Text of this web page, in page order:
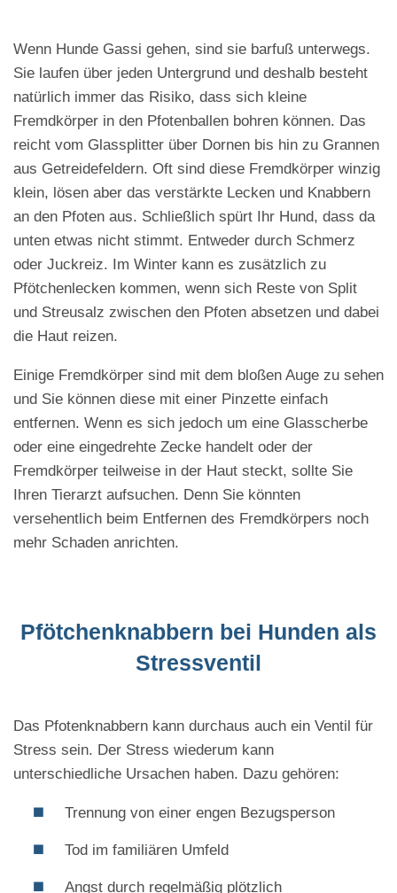
Wenn Hunde Gassi gehen, sind sie barfuß unterwegs.
Sie laufen über jeden Untergrund und deshalb besteht
natürlich immer das Risiko, dass sich kleine
Fremdkörper in den Pfotenballen bohren können. Das
reicht vom Glassplitter über Dornen bis hin zu Grannen
aus Getreidefeldern. Oft sind diese Fremdkörper winzig
klein, lösen aber das verstärkte Lecken und Knabbern
an den Pfoten aus. Schließlich spürt Ihr Hund, dass da
unten etwas nicht stimmt. Entweder durch Schmerz
oder Juckreiz. Im Winter kann es zusätzlich zu
Pfötchenlecken kommen, wenn sich Reste von Split
und Streusalz zwischen den Pfoten absetzen und dabei
die Haut reizen.
Einige Fremdkörper sind mit dem bloßen Auge zu sehen
und Sie können diese mit einer Pinzette einfach
entfernen. Wenn es sich jedoch um eine Glasscherbe
oder eine eingedrehte Zecke handelt oder der
Fremdkörper teilweise in der Haut steckt, sollte Sie
Ihren Tierarzt aufsuchen. Denn Sie könnten
versehentlich beim Entfernen des Fremdkörpers noch
mehr Schaden anrichten.
Pfötchenknabbern bei Hunden als
Stressventil
Das Pfotenknabbern kann durchaus auch ein Ventil für
Stress sein. Der Stress wiederum kann
unterschiedliche Ursachen haben. Dazu gehören:
Trennung von einer engen Bezugsperson
Tod im familiären Umfeld
Angst durch regelmäßig plötzlich